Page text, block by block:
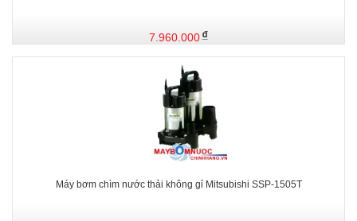
7.960.000
Máy bơm chìm nước thải không gỉ Mitsubishi SSP-1505T